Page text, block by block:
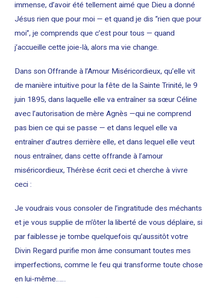
immense, d’avoir été tellement aimé que Dieu a donné
Jésus rien que pour moi — et quand je dis “rien que pour
moi”, je comprends que c’est pour tous — quand
j’accueille cette joie-là, alors ma vie change.
Dans son Offrande à l’Amour Miséricordieux, qu’elle vit
de manière intuitive pour la fête de la Sainte Trinité, le 9
juin 1895, dans laquelle elle va entraîner sa sœur Céline
avec l’autorisation de mère Agnès —qui ne comprend
pas bien ce qui se passe — et dans lequel elle va
entraîner d’autres derrière elle, et dans lequel elle veut
nous entraîner, dans cette offrande à l’amour
miséricordieux, Thérèse écrit ceci et cherche à vivre
ceci :
Je voudrais vous consoler de l’ingratitude des méchants
et je vous supplie de m’ôter la liberté de vous déplaire, si
par faiblesse je tombe quelquefois qu’aussitôt votre
Divin Regard purifie mon âme consumant toutes mes
imperfections, comme le feu qui transforme toute chose
en lui-même……